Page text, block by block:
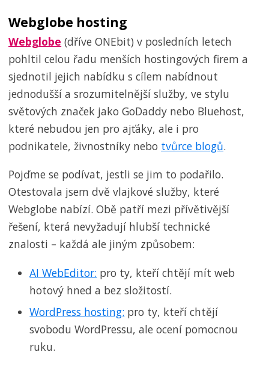
Webglobe hosting
Webglobe (dříve ONEbit) v posledních letech
pohltil celou řadu menších hostingových firem a
sjednotil jejich nabídku s cílem nabídnout
jednodušší a srozumitelnější služby, ve stylu
světových značek jako GoDaddy nebo Bluehost,
které nebudou jen pro ajťáky, ale i pro
podnikatele, živnostníky nebo tvůrce blogů.
Pojďme se podívat, jestli se jim to podařilo.
Otestovala jsem dvě vlajkové služby, které
Webglobe nabízí. Obě patří mezi přívětivější
řešení, která nevyžadují hlubší technické
znalosti – každá ale jiným způsobem:
AI WebEditor: pro ty, kteří chtějí mít web
hotový hned a bez složitostí.
WordPress hosting: pro ty, kteří chtějí
svobodu WordPressu, ale ocení pomocnou
ruku.